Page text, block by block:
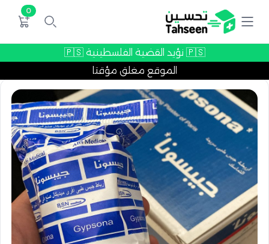
0
🇵🇸 نؤيد القضية الفلسطينية 🇵🇸
الموقع مغلق مؤقتا